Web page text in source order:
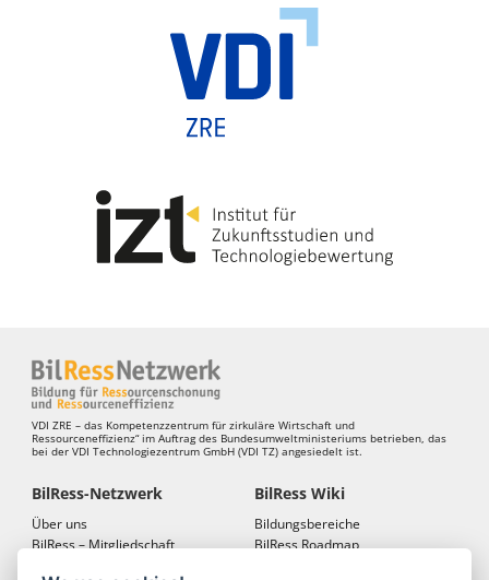
VDI ZRE – das Kompetenzzentrum für zirkuläre Wirtschaft und
Ressourceneffizienz“ im Auftrag des Bundesumweltministeriums betrieben, das
bei der VDI Technologiezentrum GmbH (VDI TZ) angesiedelt ist.
BilRess-Netzwerk
Über uns
BilRess – Mitgliedschaft
BilRess Wiki
Bildungsbereiche
BilRess Roadmap